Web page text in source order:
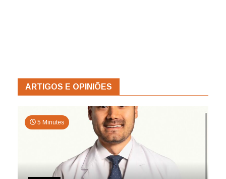
ARTIGOS E OPINIÕES
5 Minutes